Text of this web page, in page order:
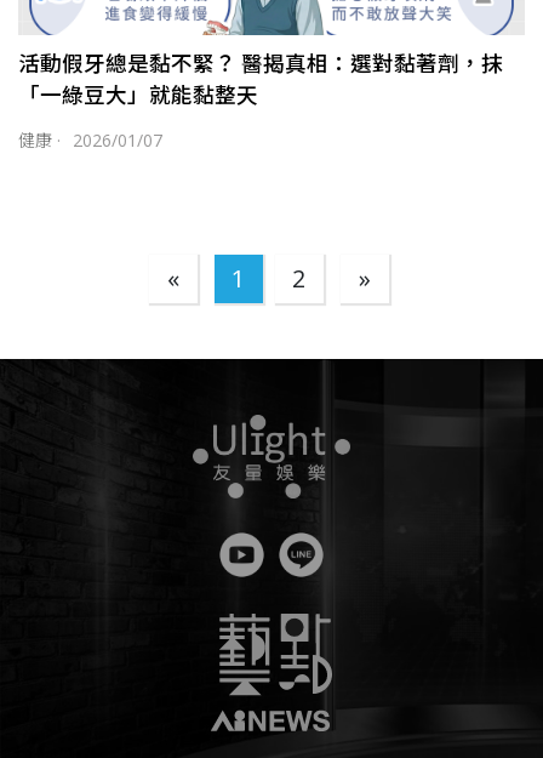
活動假牙總是黏不緊？ 醫揭真相：選對黏著劑，抹
「一綠豆大」就能黏整天
健康 · 2026/01/07
« 1 2 »